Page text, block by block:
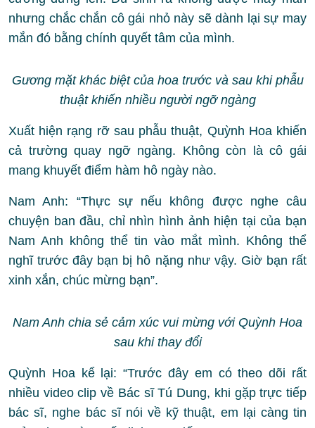
nhưng chắc chắn cô gái nhỏ này sẽ dành lại sự may
mắn đó bằng chính quyết tâm của mình.
Gương mặt khác biệt của hoa trước và sau khi phẫu
thuật khiến nhiều người ngỡ ngàng
Xuất hiện rạng rỡ sau phẫu thuật, Quỳnh Hoa khiến
cả trường quay ngỡ ngàng. Không còn là cô gái
mang khuyết điểm hàm hô ngày nào.
Nam Anh: “Thực sự nếu không được nghe câu
chuyện ban đầu, chỉ nhìn hình ảnh hiện tại của bạn
Nam Anh không thể tin vào mắt mình. Không thể
nghĩ trước đây bạn bị hô nặng như vậy. Giờ bạn rất
xinh xắn, chúc mừng bạn”.
Nam Anh chia sẻ cảm xúc vui mừng với Quỳnh Hoa
sau khi thay đổi
Quỳnh Hoa kể lại: “Trước đây em có theo dõi rất
nhiều video clip về Bác sĩ Tú Dung, khi gặp trực tiếp
bác sĩ, nghe bác sĩ nói về kỹ thuật, em lại càng tin